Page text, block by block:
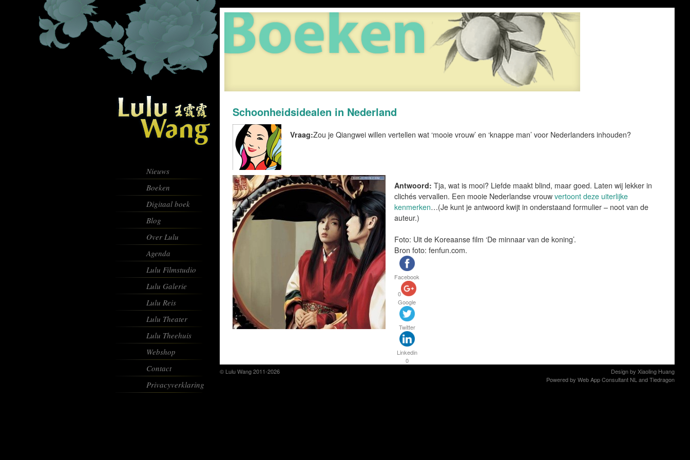
Nieuws
Boeken
Digitaal boek
Blog
Over Lulu
Agenda
Lulu Filmstudio
Lulu Galerie
Lulu Reis
Lulu Theater
Lulu Theehuis
Webshop
Contact
Privacyverklaring
Schoonheidsidealen in Nederland
Vraag:Zou je Qiangwei willen vertellen wat ‘mooie vrouw’ en ‘knappe man’ voor Nederlanders inhouden?
Antwoord:Tja, wat is mooi? Liefde maakt blind, maar goed. Laten wij lekker in
clichés vervallen. Een mooie Nederlandse vrouwvertoont deze uiterlijke
kenmerken…(Je kunt je antwoord kwijt in onderstaand formulier – noot van de
auteur.)
Foto: Uit de Koreaanse film ‘De minnaar van de koning’.
Bron foto: fenfun.com.
Facebook
0
Google
Twitter
Linkedin
0
© Lulu Wang 2011-2026
Design by Xiaoling Huang
Powered by Web App Consultant NLandTiedragon